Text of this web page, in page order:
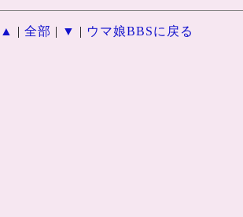
▲ | 全部 | ▼ | ウマ娘BBSに戻る